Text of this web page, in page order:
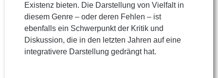
Existenz bieten. Die Darstellung von Vielfalt in
diesem Genre – oder deren Fehlen – ist
ebenfalls ein Schwerpunkt der Kritik und
Diskussion, die in den letzten Jahren auf eine
integrativere Darstellung gedrängt hat.